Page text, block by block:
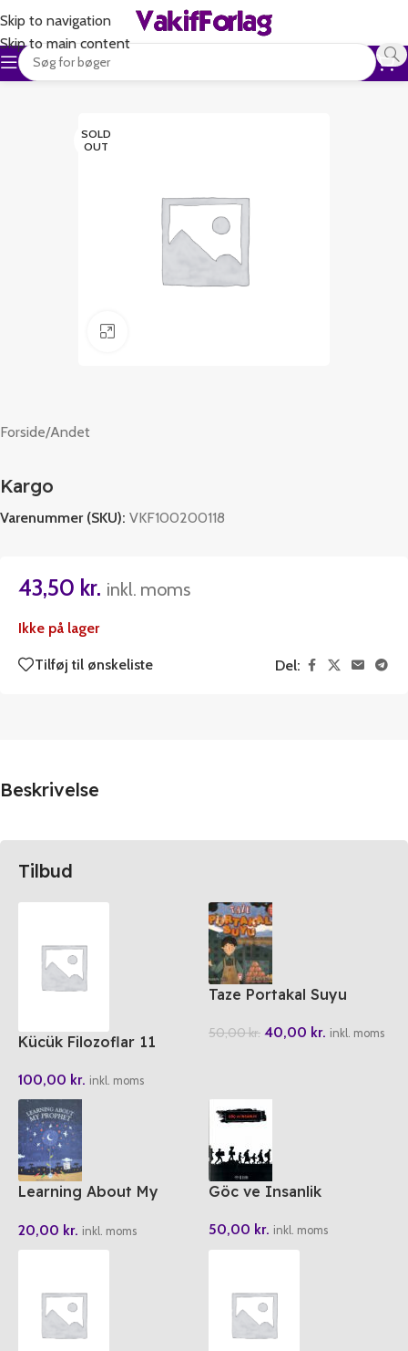
Skip to navigation
Skip to main content
SOLD
OUT
Forside/Andet
Kargo
Varenummer (SKU): VKF100200118
43,50 kr. inkl. moms
Ikke på lager
Tilføj til ønskeliste Del:
Beskrivelse
Tilbud
Kücük Filozoflar 11
100,00 kr. inkl. moms
Taze Portakal Suyu
50,00kr. 40,00 kr. inkl. moms
Learning About My
20,00 kr. inkl. moms
Göc ve Insanlik
50,00 kr. inkl. moms